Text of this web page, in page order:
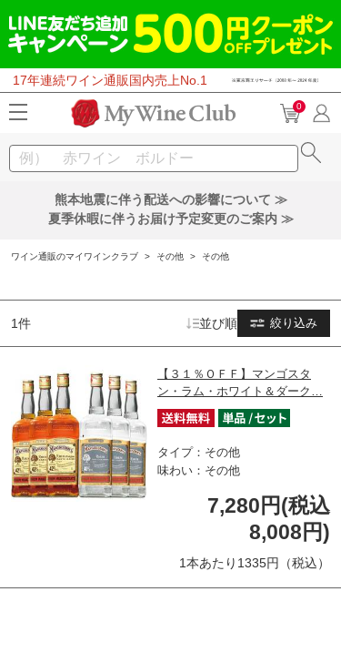
17年連続ワイン通販国内売上No.1
0
熊本地震に伴う配送への影響について ≫
夏季休暇に伴うお届け予定変更のご案内 ≫
ワイン通販のマイワインクラブ > その他 > その他
1件 絞り込み
並び順
【３１％ＯＦＦ】マンゴスタ
ン・ラム・ホワイト＆ダーク…
タイプ：その他
味わい：その他
7,280円(税込
8,008円)
1本あたり1335円（税込）